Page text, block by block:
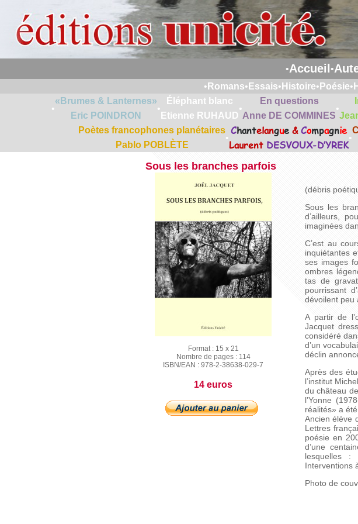
•Accueil •
• Romans• Essais• Histoire• Poésie•
•
«Brumes & Lanternes»
Eric POINDRON
•
Éléphant blanc
Etienne RUHAUD
•
En questions
Anne DE COMMINES
•
Poètes francophones planétaires
Pablo POBLÈTE
•
Chantelangue & Compagnie
Laurent DESVOUX-D’YREK
•
Sous les branches parfois
Format : 15 x 21
Nombre de pages : 114
ISBN/EAN : 978-2-38638-029-7
14 euros
(débris
Sous les
d’ailleurs,
imaginées
C’est au
inquiétantes
ses images
ombres
tas de
pourrissant
dévoilent peu
A partir de
Jacquet
considéré
d’un
déclin
Après des
l’institut
du château
l’Yonne
réalités» a
Ancien élève
Lettres
poésie en
d’une
lesquelles :
Interventions
Photo de